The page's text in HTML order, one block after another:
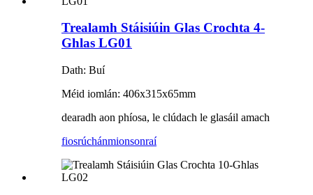
Trealamh Stáisiúin Glas Crochta 4-
Ghlas LG01
Dath: Buí
Méid iomlán: 406x315x65mm
dearadh aon phíosa, le clúdach le glasáil amach
fiosrúchánmionsonraí